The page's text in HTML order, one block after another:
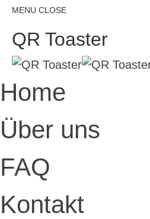
MENU CLOSE
QR Toaster
Home
Über uns
FAQ
Kontakt